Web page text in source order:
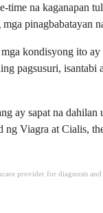
na kaganapan
pinagbabatayan
kondisyong ito
ay sapat na
Viagra at Cialis,
provider for diagnosis